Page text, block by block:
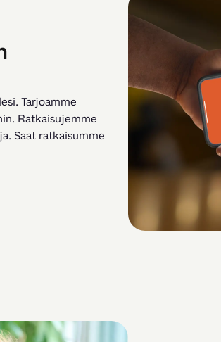
Tarjoamme
Ratkaisujemme
Saat ratkaisumme